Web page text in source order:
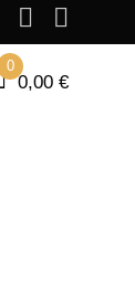
0
0,00 €